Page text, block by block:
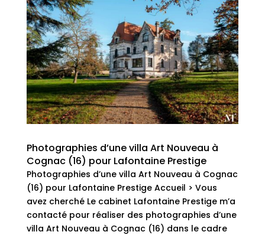
Photographies d’une villa Art Nouveau à
Cognac (16) pour Lafontaine Prestige
Photographies d’une villa Art Nouveau à Cognac
(16) pour Lafontaine Prestige Accueil > Vous
avez cherché Le cabinet Lafontaine Prestige m’a
contacté pour réaliser des photographies d’une
villa Art Nouveau à Cognac (16) dans le cadre